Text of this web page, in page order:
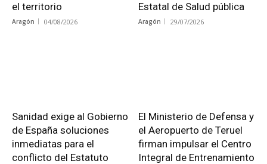
el territorio
Aragón 04/08/2026
Estatal de Salud pública
Aragón 29/07/2026
Sanidad exige al Gobierno
de España soluciones
inmediatas para el
conflicto del Estatuto
El Ministerio de Defensa y
el Aeropuerto de Teruel
firman impulsar el Centro
Integral de Entrenamiento